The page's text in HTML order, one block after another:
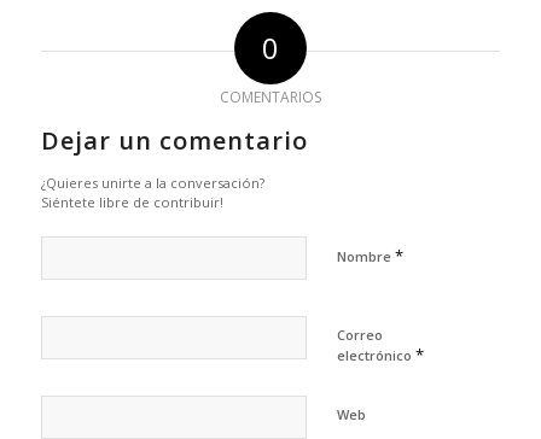
0
COMENTARIOS
Dejar un comentario
¿Quieres unirte a la conversación?
Siéntete libre de contribuir!
Nombre *
Correo
electrónico *
Web